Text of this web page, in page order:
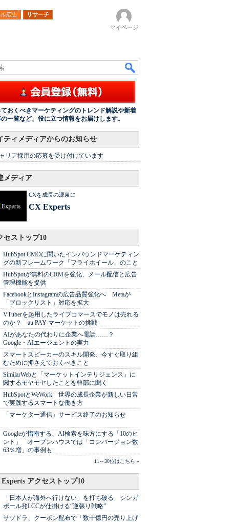
広告
リサーチ
マイページ
おくべきマーケティングのトレンド解説や新着
一覧など、役に立つ情報をお届けします。
ティメディアからのお知らせ
リア採用の応募を受け付けています
メディア
CXを成長の源泉に
CX Experts
セストップ10
HubSpot CMOに聞いたインバウンドマーケティン
グの新フレームワーク「フライホイール」のこと
HubSpotが無料のCRMを強化、メール配信と広告
管理機能を提供
FacebookとInstagramの広告品質強化へ Metaが
「ブロックリスト」対応を拡大
VTuberを起用したライブコマースでモノは売れる
のか？ au PAY マーケットの挑戦
AIがあなたの代わりに企業へ電話……？
Google・AIエージェントの実力
スマートスピーカーのスキル開発、今すぐ取り組
むために押さえておくべきこと
SimilarWebと「マーケットインテリジェンス」に
関するモヤモヤしたことを幹部に聞く
HubSpotとWeWork 世界の成長企業が新しい日常
で実践するスマートな働き方
「マーケター通信」サービス終了のお知らせ
Googleが指南する、AI検索を味方にする「10のヒ
ント」 オープンハウスでは「コンバージョン数
63％増」の事例も
11～30位はこちら »
アクセストップ10
「日本人が海外へ行けない」を打ち破る シンガ
ポール発LCCが仕掛ける“逆張り戦略”
サツドラ、クーポン配布で「数十億円の売り上げ